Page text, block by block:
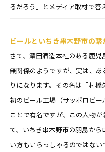
るだろう」とメディア取材で答
ビールといちき串木野市の繋
さて、濵田酒造本社のある鹿
無関係のようですが、実は、
りになります。その名は「村
初のビール工場（サッポロビ
ことで有名ですが、この人物
て、いちき串木野市の羽島か
い方もいらっしゃるのではない